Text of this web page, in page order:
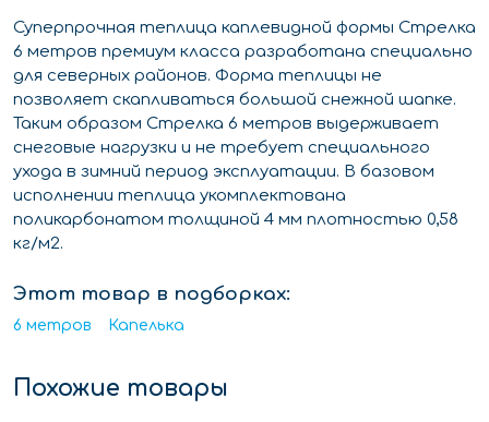
Суперпрочная теплица каплевидной формы Стрелка
6 метров премиум класса разработана специально
для северных районов. Форма теплицы не
позволяет скапливаться большой снежной шапке.
Таким образом Стрелка 6 метров выдерживает
снеговые нагрузки и не требует специального
ухода в зимний период эксплуатации. В базовом
исполнении теплица укомплектована
поликарбонатом толщиной 4 мм плотностью 0,58
кг/м2.
Этот товар в подборках:
6 метров Капелька
Похожие товары